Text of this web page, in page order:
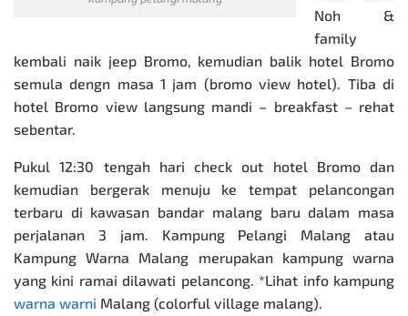
Noh &
family
kembali naik jeep Bromo, kemudian balik hotel Bromo
semula dengn masa 1 jam (bromo view hotel). Tiba di
hotel Bromo view langsung mandi – breakfast – rehat
sebentar.
Pukul 12:30 tengah hari check out hotel Bromo dan
kemudian bergerak menuju ke tempat pelancongan
terbaru di kawasan bandar malang baru dalam masa
perjalanan 3 jam. Kampung Pelangi Malang atau
Kampung Warna Malang merupakan kampung warna
yang kini ramai dilawati pelancong. *Lihat info kampung
warna warni Malang (colorful village malang).